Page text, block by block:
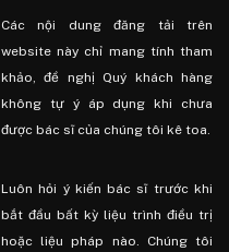
Các nội dung đăng tải trên
website này chỉ mang tính tham
khảo, đề nghị Quý khách hàng
không tự ý áp dụng khi chưa
được bác sĩ của chúng tôi kê toa.
Luôn hỏi ý kiến ​​bác sĩ trước khi
bắt đầu bất kỳ liệu trình điều trị
hoặc liệu pháp nào. Chúng tôi